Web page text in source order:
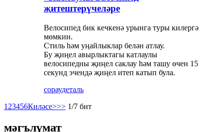
җитештерүчеләре
Велосипед бик кечкенә урынга туры килергә
мөмкин.
Стиль һәм уңайлыклар белән атлау.
Бу җиңел авырлыктагы катлаулы
велосипедны җиңел саклау һәм ташу өчен 15
секунд эчендә җиңел итеп катып була.
сораудеталь
1 23456Киләсе>>> 1/7 бит
мәгълүмат